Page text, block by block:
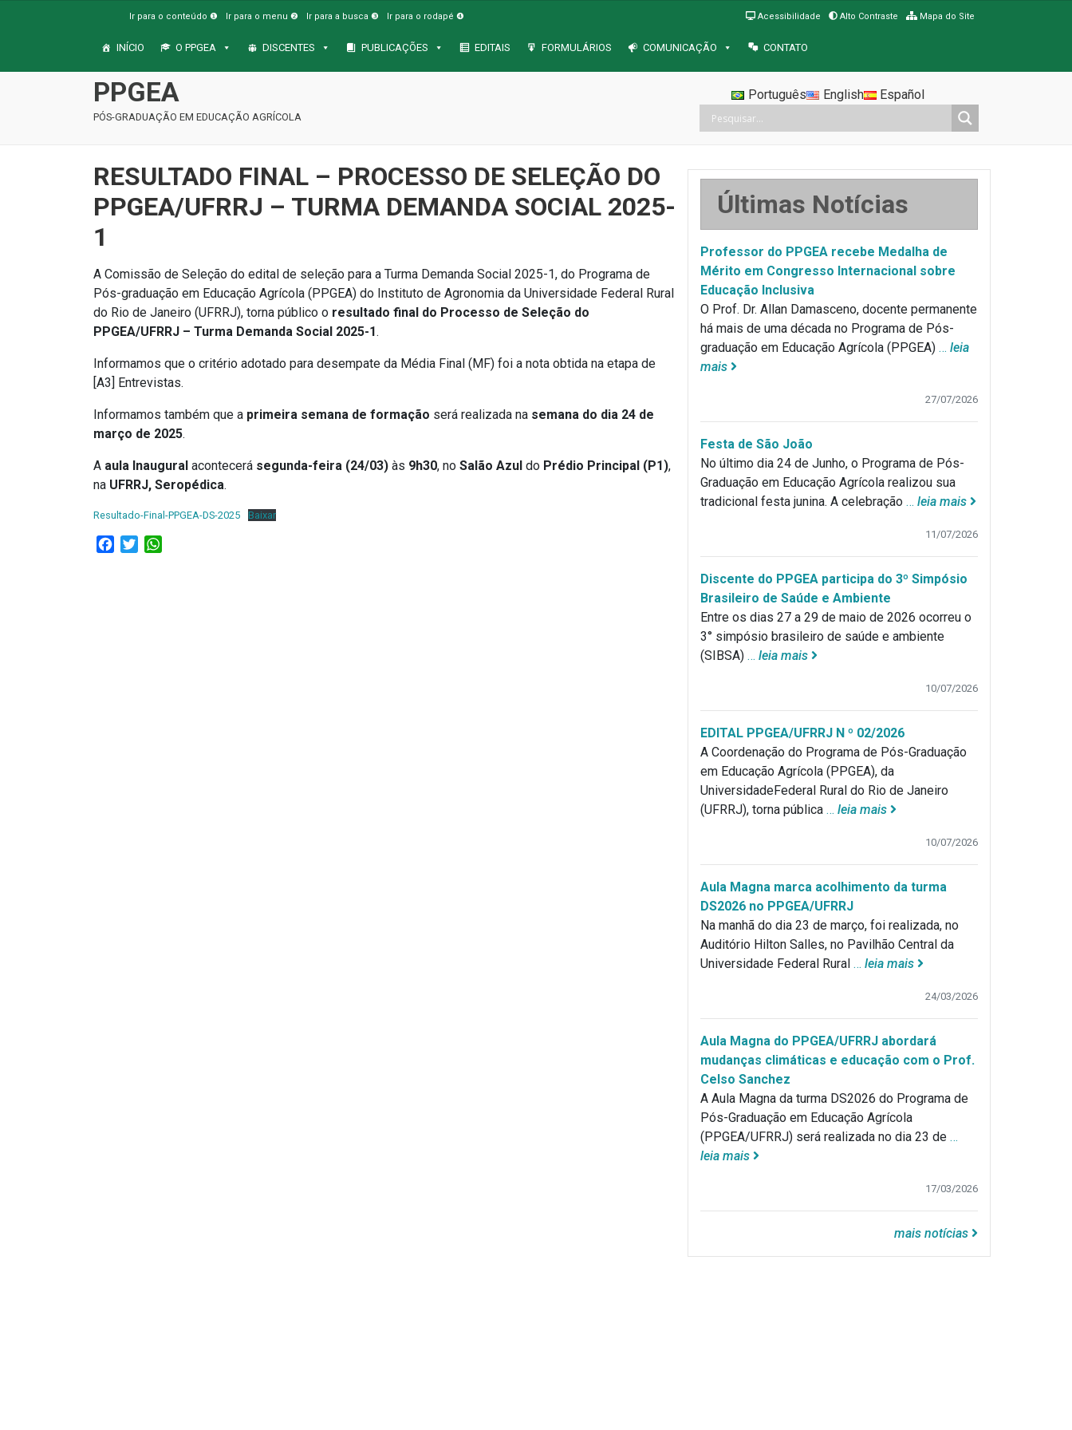
Ir para o conteúdo ❶ Ir para o menu ❷ Ir para a busca ❸ Ir para o rodapé ❹ Mapa do Site
Alto Contraste
Acessibilidade
INÍCIO O PPGEA DISCENTES PUBLICAÇÕES EDITAIS FORMULÁRIOS COMUNICAÇÃO CONTATO
PPGEA
PÓS-GRADUAÇÃO EM EDUCAÇÃO AGRÍCOLA
Português English Español
RESULTADO FINAL – PROCESSO DE SELEÇÃO DO
PPGEA/UFRRJ – TURMA DEMANDA SOCIAL 2025-
1
A Comissão de Seleção do edital de seleção para a Turma Demanda Social 2025-1, do Programa de
Pós-graduação em Educação Agrícola (PPGEA) do Instituto de Agronomia da Universidade Federal Rural
do Rio de Janeiro (UFRRJ), torna público o resultado final do Processo de Seleção do
PPGEA/UFRRJ – Turma Demanda Social 2025-1.
Informamos que o critério adotado para desempate da Média Final (MF) foi a nota obtida na etapa de
[A3] Entrevistas.
Informamos também que a primeira semana de formação será realizada na semana do dia 24 de
março de 2025.
A aula Inaugural acontecerá segunda-feira (24/03) às 9h30, no Salão Azul do Prédio Principal (P1),
na UFRRJ, Seropédica.
Resultado-Final-PPGEA-DS-2025 Baixar
Facebook
Twitter
Últimas Notícias
Professor do PPGEA recebe Medalha de
Mérito em Congresso Internacional sobre
Educação Inclusiva
O Prof. Dr. Allan Damasceno, docente permanente
há mais de uma década no Programa de Pós-
graduação em Educação Agrícola (PPGEA) … leia
mais
27/07/2026
Festa de São João
No último dia 24 de Junho, o Programa de Pós-
Graduação em Educação Agrícola realizou sua
tradicional festa junina. A celebração … leia mais
11/07/2026
Discente do PPGEA participa do 3º Simpósio
Brasileiro de Saúde e Ambiente
Entre os dias 27 a 29 de maio de 2026 ocorreu o
3° simpósio brasileiro de saúde e ambiente
(SIBSA) … leia mais
10/07/2026
EDITAL PPGEA/UFRRJ N º 02/2026
A Coordenação do Programa de Pós-Graduação
em Educação Agrícola (PPGEA), da
UniversidadeFederal Rural do Rio de Janeiro
(UFRRJ), torna pública … leia mais
10/07/2026
Aula Magna marca acolhimento da turma
DS2026 no PPGEA/UFRRJ
Na manhã do dia 23 de março, foi realizada, no
Auditório Hilton Salles, no Pavilhão Central da
Universidade Federal Rural … leia mais
24/03/2026
Aula Magna do PPGEA/UFRRJ abordará
mudanças climáticas e educação com o Prof.
Celso Sanchez
A Aula Magna da turma DS2026 do Programa de
Pós-Graduação em Educação Agrícola
(PPGEA/UFRRJ) será realizada no dia 23 de …
leia mais
17/03/2026
mais notícias